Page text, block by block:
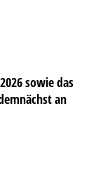
sowie das
an